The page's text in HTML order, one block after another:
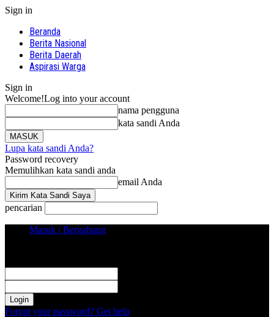
Sign in
Beranda
Berita Nasional
Berita Daerah
Aspirasi Warga
Sign in
Welcome!Log into your account
nama pengguna
kata sandi Anda
Lupa kata sandi Anda?
Password recovery
Memulihkan kata sandi anda
email Anda
pencarian
Masuk / Bergabung
Forgot your password? Get help